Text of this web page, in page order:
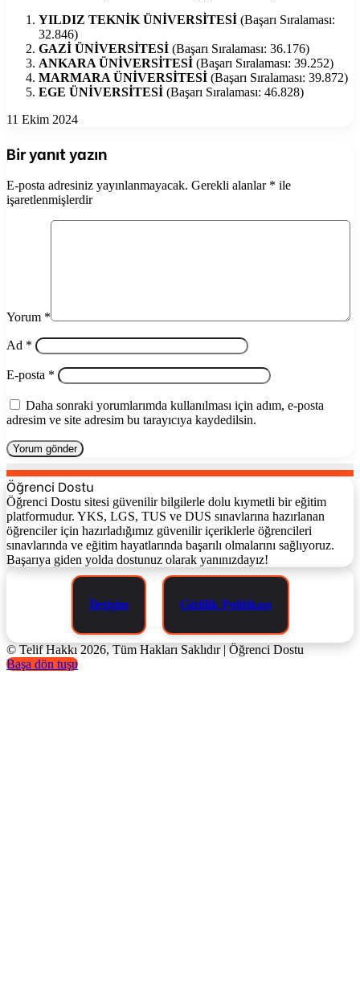
YILDIZ TEKNİK ÜNİVERSİTESİ (Başarı Sıralaması:
32.846)
GAZİ ÜNİVERSİTESİ (Başarı Sıralaması: 36.176)
ANKARA ÜNİVERSİTESİ (Başarı Sıralaması: 39.252)
MARMARA ÜNİVERSİTESİ (Başarı Sıralaması: 39.872)
EGE ÜNİVERSİTESİ (Başarı Sıralaması: 46.828)
11 Ekim 2024
Bir yanıt yazın
E-posta adresiniz yayınlanmayacak. Gerekli alanlar * ile
işaretlenmişlerdir
Yorum *
Ad *
E-posta *
Daha sonraki yorumlarımda kullanılması için adım, e-posta
adresim ve site adresim bu tarayıcıya kaydedilsin.
Öğrenci Dostu
Öğrenci Dostu sitesi güvenilir bilgilerle dolu kıymetli bir eğitim
platformudur. YKS, LGS, TUS ve DUS sınavlarına hazırlanan
öğrenciler için hazırladığımız güvenilir içeriklerle öğrencileri
sınavlarında ve eğitim hayatlarında başarılı olmalarını sağlıyoruz.
Başarıya giden yolda dostunuz olarak yanınızdayız!
İletişim Gizlilik Politikası
© Telif Hakkı 2026, Tüm Hakları Saklıdır | Öğrenci Dostu
Başa dön tuşu